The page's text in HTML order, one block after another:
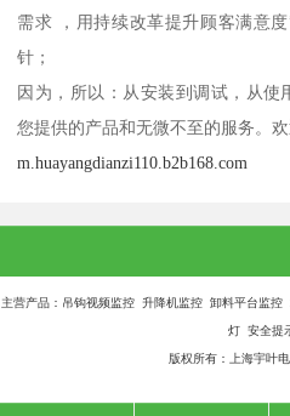
需求 ，用持续改革提升顾客满意
针；
因为，所以：从安装到调试，从使
您提供的产品和无微不至的服务。
m.huayangdianzi110.b2b168.com
主营产品：吊钩视频监控 升降机监控 卸料平台监
灯 安全提
版权所有：上海宇叶